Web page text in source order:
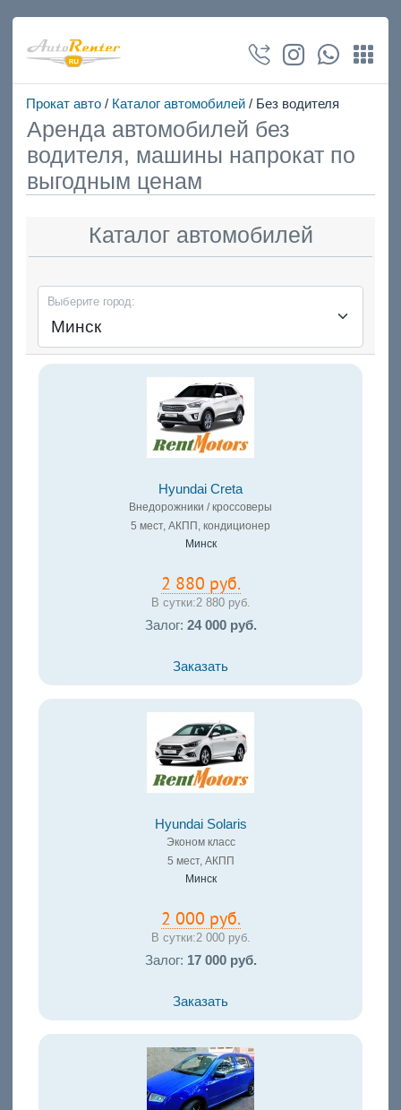
Прокат авто/ Каталог автомобилей/ Без водителя
Аренда автомобилей без
водителя, машины напрокат по
выгодным ценам
Каталог автомобилей
Выберите город:
Hyundai Creta
Внедорожники / кроссоверы
5 мест, АКПП, кондиционер
Минск
2 880 руб.
В сутки:2 880 руб.
Залог: 24 000 руб.
Заказать
Hyundai Solaris
Эконом класс
5 мест, АКПП
Минск
2 000 руб.
В сутки:2 000 руб.
Залог: 17 000 руб.
Заказать